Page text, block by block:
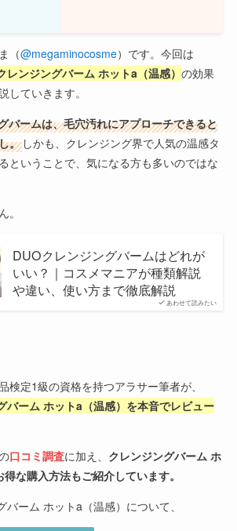
（@megaminocosme）です。今回は
レンジングバーム ホットa（温感） の効果
していきます。
バームは、毛穴汚れにアプローチできると
。しかも、クレンジング界で人気の温感タ
ということで、気になる方も多いのではな
。
あわせて読みたい
DUOクレンジングバームはどれが
いい？｜コスメマニアが種類解説
や違い、使い方まで徹底解説
検定1級の資格を持つアラサー筆者が、
バーム ホットa（温感）を本音でレビュー
口コミ調査に加え、 クレンジングバーム ホ
な購入方法もご紹介しています。
ーム ホットa（温感）について、